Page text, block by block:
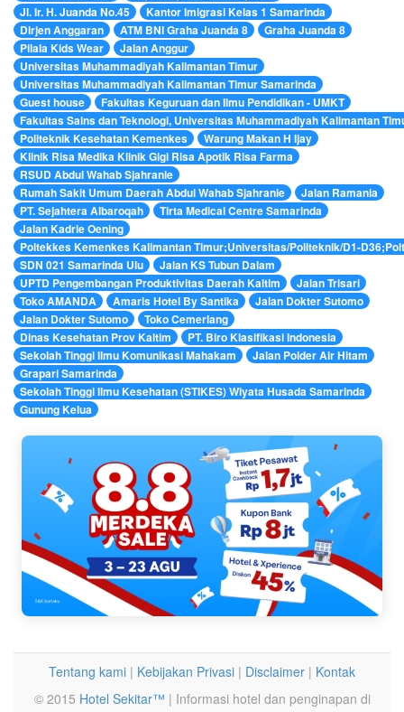
Jl. Ir. H. Juanda No.45
Kantor Imigrasi Kelas 1 Samarinda
Dirjen Anggaran
ATM BNI Graha Juanda 8
Graha Juanda 8
Pilala Kids Wear
Jalan Anggur
Universitas Muhammadiyah Kalimantan Timur
Universitas Muhammadiyah Kalimantan Timur Samarinda
Guest house
Fakultas Keguruan dan Ilmu Pendidikan - UMKT
Fakultas Sains dan Teknologi, Universitas Muhammadiyah Kalimantan
Politeknik Kesehatan Kemenkes
Warung Makan H Ijay
Klinik Risa Medika Klinik Gigi Risa Apotik Risa Farma
RSUD Abdul Wahab Sjahranie
Rumah Sakit Umum Daerah Abdul Wahab Sjahranie
Jalan Ramania
PT. Sejahtera Albaroqah
Tirta Medical Centre Samarinda
Jalan Kadrie Oening
Poltekkes Kemenkes Kalimantan Timur;Universitas/Politeknik/D1-
SDN 021 Samarinda Ulu
Jalan KS Tubun Dalam
UPTD Pengembangan Produktivitas Daerah Kaltim
Jalan Trisari
Toko AMANDA
Amaris Hotel By Santika
Jalan Dokter Sutomo
Jalan Dokter Sutomo
Toko Cemerlang
Dinas Kesehatan Prov Kaltim
PT. Biro Klasifikasi Indonesia
Sekolah Tinggi Ilmu Komunikasi Mahakam
Jalan Polder Air Hitam
Grapari Samarinda
Sekolah Tinggi Ilmu Kesehatan (STIKES) Wiyata Husada Samarinda
Gunung Kelua
Tentang kami | Kebijakan Privasi | Disclaimer | Kontak
© 2015 Hotel Sekitar™ | Informasi hotel dan penginapan di